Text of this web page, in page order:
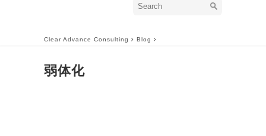
Clear Advance Consulting Blog
弱体化